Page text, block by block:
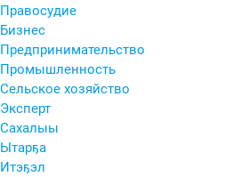
Правосудие
Бизнес
Предпринимательство
Промышленность
Сельское хозяйство
Эксперт
Сахалыы
Ытарҕа
Итэҕэл